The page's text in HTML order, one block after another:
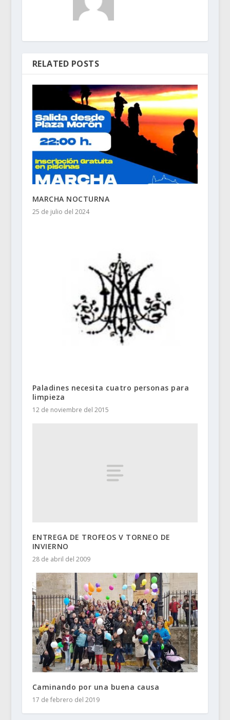
RELATED POSTS
MARCHA NOCTURNA
25 de julio del 2024
Paladines necesita cuatro personas para
limpieza
12 de noviembre del 2015
ENTREGA DE TROFEOS V TORNEO DE
INVIERNO
28 de abril del 2009
Caminando por una buena causa
17 de febrero del 2019